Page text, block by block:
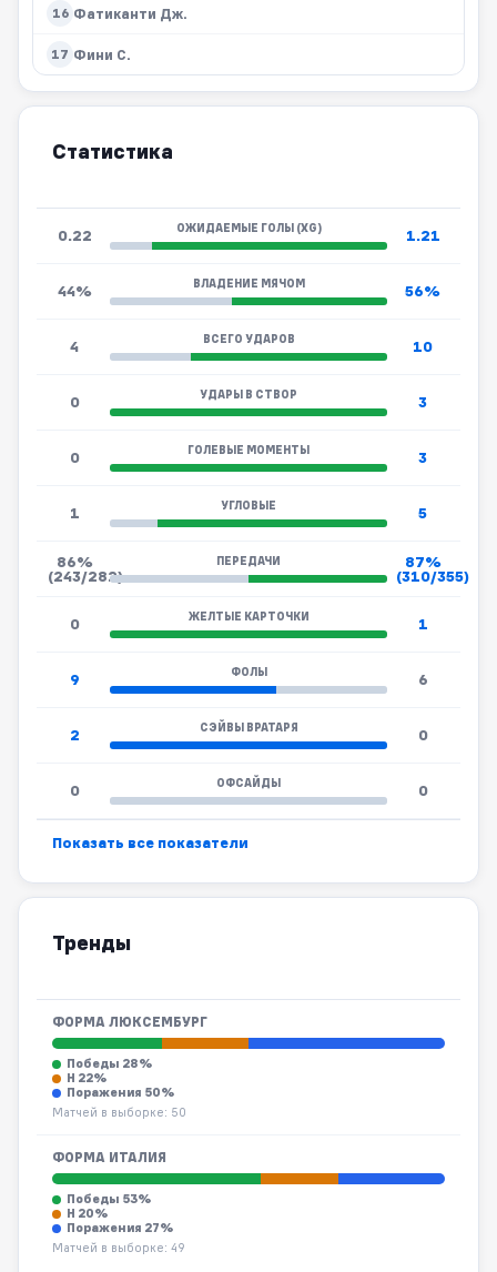
16 Фатиканти Дж.
17 Фини С.
Статистика
0.22 ОЖИДАЕМЫЕ ГОЛЫ (XG) 1.21
44% ВЛАДЕНИЕ МЯЧОМ 56%
4 ВСЕГО УДАРОВ 10
0 УДАРЫ В СТВОР 3
0 ГОЛЕВЫЕ МОМЕНТЫ 3
1 УГЛОВЫЕ 5
86%
(243/282)
ПЕРЕДАЧИ
87%
(310/355)
0 ЖЕЛТЫЕ КАРТОЧКИ 1
9 ФОЛЫ 6
2 СЭЙВЫ ВРАТАРЯ 0
0 ОФСАЙДЫ 0
Показать все показатели
Тренды
ФОРМА ЛЮКСЕМБУРГ
Победы 28%
Н 22%
Поражения 50%
Матчей в выборке: 50
ФОРМА ИТАЛИЯ
Победы 53%
Н 20%
Поражения 27%
Матчей в выборке: 49